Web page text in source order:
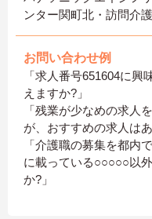
ンター関町北・訪問介護
お問い合わせ例
「求人番号651604に
えますか?」
「残業が少なめの求人
が、おすすめの求人はあ
「介護職の募集を都内
に載っている○○○○○以
か?」